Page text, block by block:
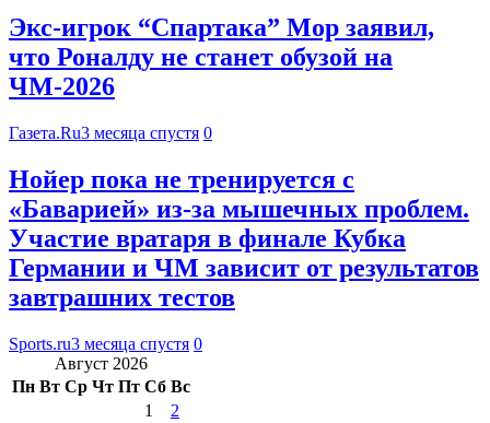
Экс-игрок “Спартака” Мор заявил,
что Роналду не станет обузой на
ЧМ-2026
Газета.Ru3 месяца спустя 0
Нойер пока не тренируется с
«Баварией» из-за мышечных проблем.
Участие вратаря в финале Кубка
Германии и ЧМ зависит от результатов
завтрашних тестов
Sports.ru3 месяца спустя 0
Август 2026
Пн Вт Ср Чт Пт Сб Вс
1
2